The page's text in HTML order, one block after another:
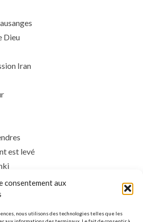
consentement aux
nous utilisons des technologies telles que les
Dieu
Iran
est levé
de la nuit